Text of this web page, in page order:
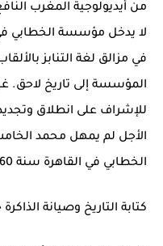
من أيديولوجية المغرب
لا يدخل مؤسسة الخطابي
في مزالق لغة التنابز
المؤسسة إلى تاريخ لاحق.
للإشراف على انطلاق
الأجل لم يمهل محمد
الخطابي في القاهرة سنة 1960.
كتابة التاريخ وصيانة